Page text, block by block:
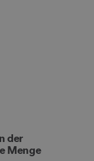
der
Menge